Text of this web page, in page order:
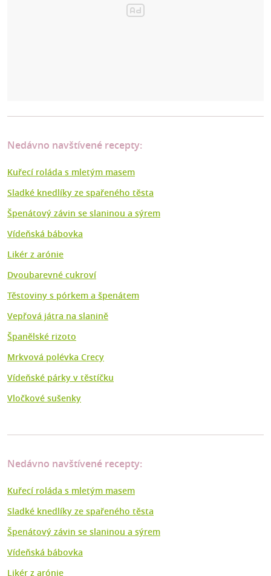
Nedávno navštívené recepty:
Kuřecí roláda s mletým masem
Sladké knedlíky ze spařeného těsta
Špenátový závin se slaninou a sýrem
Vídeňská bábovka
Likér z arónie
Dvoubarevné cukroví
Těstoviny s pórkem a špenátem
Vepřová játra na slanině
Španělské rizoto
Mrkvová polévka Crecy
Vídeňské párky v těstíčku
Vločkové sušenky
Nedávno navštívené recepty:
Kuřecí roláda s mletým masem
Sladké knedlíky ze spařeného těsta
Špenátový závin se slaninou a sýrem
Vídeňská bábovka
Likér z arónie